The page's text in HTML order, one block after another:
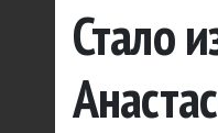
Стало